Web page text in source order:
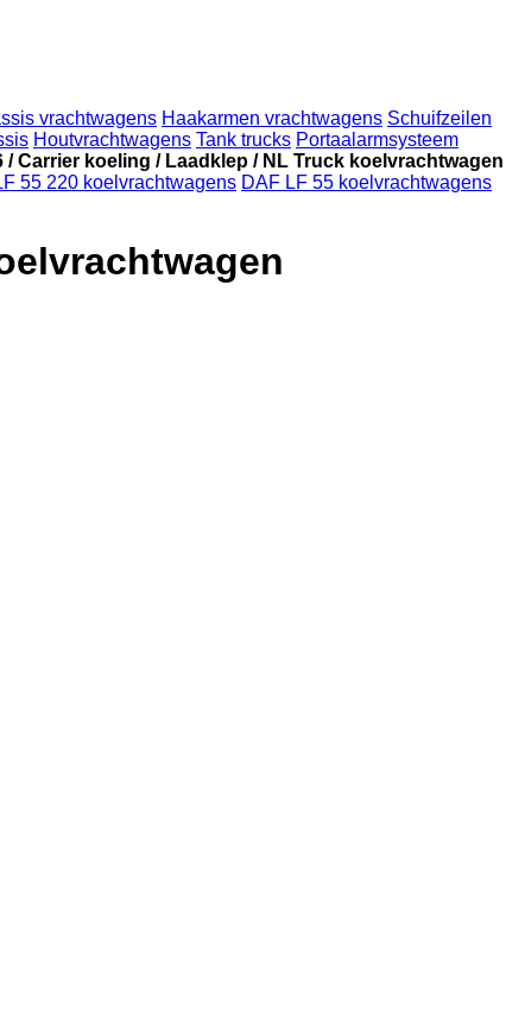
vrachtwagens Haakarmen vrachtwagens Schuifzeilen
Houtvrachtwagens Tank trucks Portaalarmsysteem
/ Carrier koeling / Laadklep / NL Truck koelvrachtwagen
55 220 koelvrachtwagens DAF LF 55 koelvrachtwagens